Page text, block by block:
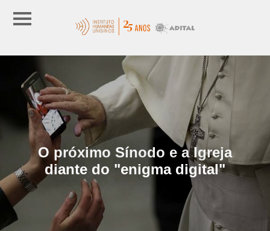
O próximo Sínodo e a Igreja
diante do "enigma digital"